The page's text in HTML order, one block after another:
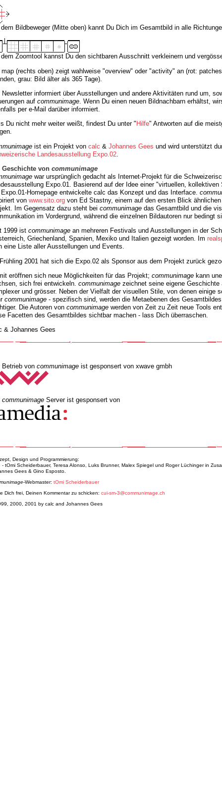
Bildbeweger (Mitte oben) kannt Du Dich im Gesamtbild in alle
Zoomtool kannst Du den sichtbaren Ausschnitt verkleinern und
map (rechts oben) zeigt wahlweise "overview" oder "activity" an (rot:
grau: Bild älter als 365 Tage).
Newsletter informiert über Ausstellungen und andere Aktivitäten rund um,
auf communimage . Wenn Du einen neuen Bildnachbarn erhältst,
per e-Mail darüber informiert.
Du nicht mehr weiter weißt, findest Du unter " Hilfe" Antworten auf die
ist ein Projekt von calc & Johannes Gees und wird unterstützt
Landesausstellung Expo.02
Geschichte von communimage
war ursprünglich gedacht als Internet-Projekt für die
Expo.01. Basierend auf der Idee einer "virtuellen, kollektiven
Homepage entwickelte calc das Konzept und das Interface.
von www.sito.org von Ed Stastny, einem auf den ersten Blick
Im Gegensatz dazu steht bei communimage das Gesamtbild und die
im Vordergrund, während die einzelnen Bildautoren nur bedingt
1999 ist communimage an mehreren Festivals und Ausstellungen in der
Griechenland, Spanien, Mexiko und Italien gezeigt worden. Im
eine Liste aller Ausstellungen und Events.
2001 hat sich die Expo.02 als Sponsor aus dem Projekt zurück
eröffnen sich neue Möglichkeiten für das Projekt; communimage kann
sich frei entwickeln. communimage zeichnet seine eigene Geschichte
und grösser. Neben der Vielfalt der visuellen Stile, von denen einige
communimage - spezifisch sind, werden die Metaebenen des
Die Autoren von communimage werden von Zeit zu Zeit neue Tools
Facetten des Gesamtbildes sichtbar machen - lass Dich überraschen.
& Johannes Gees
Betrieb von communimage ist gesponsert von xwave gmbh
communimage Server ist gesponsert von
Design und Programmierung:
- tOmi Scheiderbauer, Teresa Alonso, Luks Brunner, Malex Spiegel und Roger Lüchinger in
Gees & Gino Esposto.
-Webmaster: tOmi Scheiderbauer
Dich frei, Deinen Kommentar zu schicken: cui-sm-3@communimage.ch
2000, 2001 by calc and Johannes Gees